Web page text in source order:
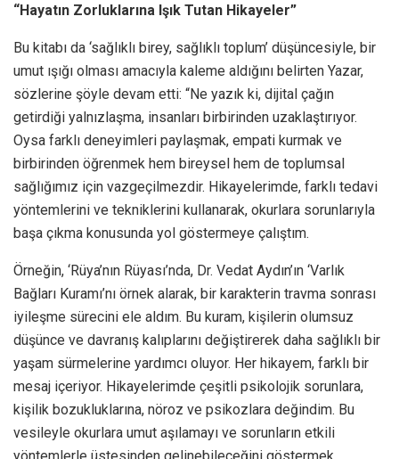
“Hayatın Zorluklarına Işık Tutan Hikayeler”
Bu kitabı da ‘sağlıklı birey, sağlıklı toplum’ düşüncesiyle, bir
umut ışığı olması amacıyla kaleme aldığını belirten Yazar,
sözlerine şöyle devam etti: “Ne yazık ki, dijital çağın
getirdiği yalnızlaşma, insanları birbirinden uzaklaştırıyor.
Oysa farklı deneyimleri paylaşmak, empati kurmak ve
birbirinden öğrenmek hem bireysel hem de toplumsal
sağlığımız için vazgeçilmezdir. Hikayelerimde, farklı tedavi
yöntemlerini ve tekniklerini kullanarak, okurlara sorunlarıyla
başa çıkma konusunda yol göstermeye çalıştım.
Örneğin, ‘Rüya’nın Rüyası’nda, Dr. Vedat Aydın’ın ‘Varlık
Bağları Kuramı’nı örnek alarak, bir karakterin travma sonrası
iyileşme sürecini ele aldım. Bu kuram, kişilerin olumsuz
düşünce ve davranış kalıplarını değiştirerek daha sağlıklı bir
yaşam sürmelerine yardımcı oluyor. Her hikayem, farklı bir
mesaj içeriyor. Hikayelerimde çeşitli psikolojik sorunlara,
kişilik bozukluklarına, nöroz ve psikozlara değindim. Bu
vesileyle okurlara umut aşılamayı ve sorunların etkili